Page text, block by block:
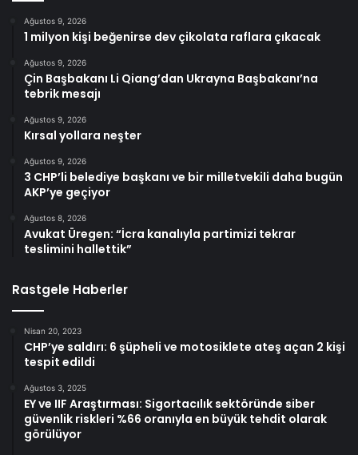
Ağustos 9, 2026
1 milyon kişi beğenirse dev çikolata raflara çıkacak
Ağustos 9, 2026
Çin Başbakanı Li Qiang’dan Ukrayna Başbakanı’na
tebrik mesajı
Ağustos 9, 2026
Kırsal yollara neşter
Ağustos 9, 2026
3 CHP’li belediye başkanı ve bir milletvekili daha bugün
AKP’ye geçiyor
Ağustos 8, 2026
Avukat Üregen: “İcra kanalıyla partimizi tekrar
teslimini hallettik”
Rastgele Haberler
Nisan 20, 2023
CHP’ye saldırı: 6 şüpheli ve motosiklete ateş açan 2 kişi
tespit edildi
Ağustos 3, 2025
EY ve IIF Araştırması: Sigortacılık sektöründe siber
güvenlik riskleri %66 oranıyla en büyük tehdit olarak
görülüyor